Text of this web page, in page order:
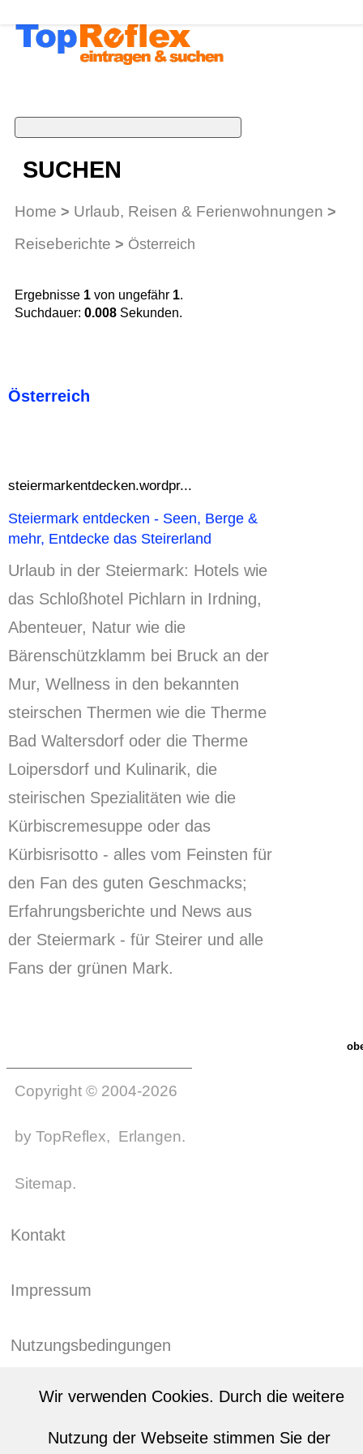
Wir verwenden Cookies. Durch die weitere
Nutzung der Webseite stimmen Sie der
SUCHEN
Home > Urlaub, Reisen & Ferienwohnungen >
Reiseberichte > Österreich
Ergebnisse 1 von ungefähr 1.
Suchdauer: 0.008 Sekunden.
Österreich
steiermarkentdecken.wordpr...
Steiermark entdecken - Seen, Berge &
mehr, Entdecke das Steirerland
Urlaub in der Steiermark: Hotels wie
das Schloßhotel Pichlarn in Irdning,
Abenteuer, Natur wie die
Bärenschützklamm bei Bruck an der
Mur, Wellness in den bekannten
steirschen Thermen wie die Therme
Bad Waltersdorf oder die Therme
Loipersdorf und Kulinarik, die
steirischen Spezialitäten wie die
Kürbiscremesuppe oder das
Kürbisrisotto - alles vom Feinsten für
den Fan des guten Geschmacks;
Erfahrungsberichte und News aus
der Steiermark - für Steirer und alle
Fans der grünen Mark.
Copyright © 2004-2026
by TopReflex, Erlangen.
Sitemap.
Kontakt
Impressum
Nutzungsbedingungen
Datenschutz